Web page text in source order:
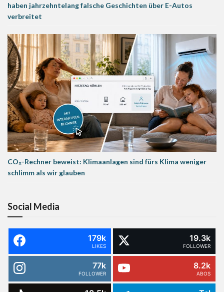
haben jahrzehntelang falsche Geschichten über E-Autos
verbreitet
CO₂-Rechner beweist: Klimaanlagen sind fürs Klima weniger
schlimm als wir glauben
Social Media
179k
LIKES
19.3k
FOLLOWER
77k
FOLLOWER
8.2k
ABOS